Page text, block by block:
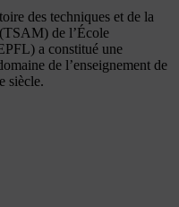
des techniques et de la
de l’École
a constitué une
de l’enseignement de
siècle.